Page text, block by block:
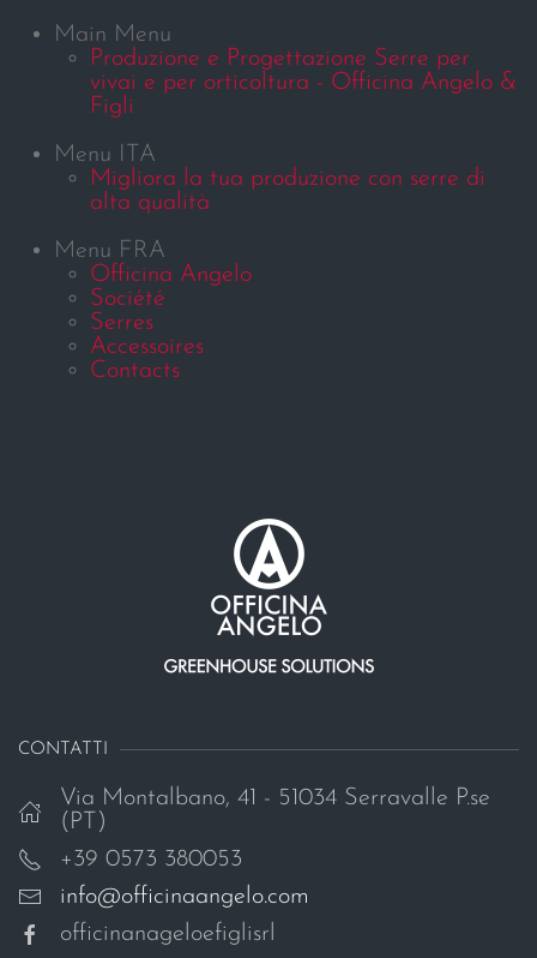
Main Menu
Produzione e Progettazione Serre per
vivai e per orticoltura - Officina Angelo &
Figli
Menu ITA
Migliora la tua produzione con serre di
alta qualità
Menu FRA
Officina Angelo
Société
Serres
Accessoires
Contacts
CONTATTI
Via Montalbano, 41 - 51034 Serravalle P.se
(PT)
+39 0573 380053
info@officinaangelo.com
officinanageloefiglisrl